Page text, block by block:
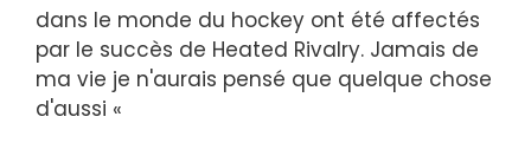
dans le monde du hockey ont été affectés
par le succès de Heated Rivalry. Jamais de
ma vie je n'aurais pensé que quelque chose
d'aussi «